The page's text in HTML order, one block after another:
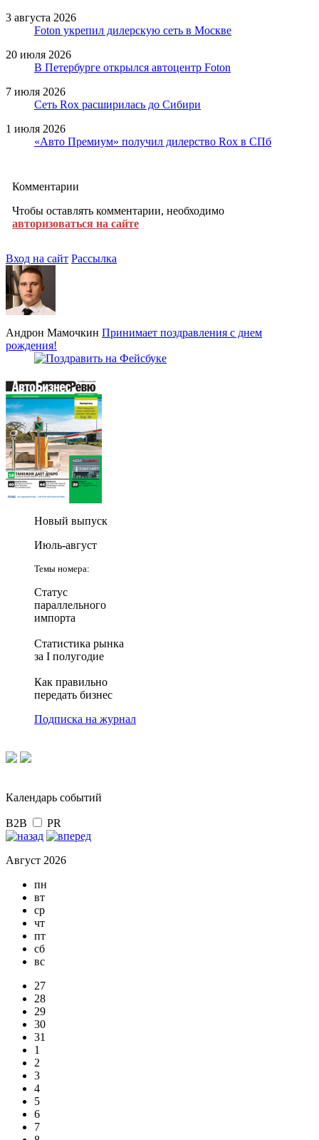
3 августа 2026
Foton укрепил дилерскую сеть в Москве
20 июля 2026
В Петербурге открылся автоцентр Foton
7 июля 2026
Сеть Rox расширилась до Сибири
1 июля 2026
«Авто Премиум» получил дилерство Rox в СПб
Комментарии
Чтобы оставлять комментарии, необходимо
авторизоваться на сайте
Вход на сайт Рассылка
Андрон Мамочкин Принимает поздравления с днем
рождения!
Новый выпуск
Июль-август
Темы номера:
Статус
параллельного
импорта
Статистика рынка
за I полугодие
Как правильно
передать бизнес
Подписка на журнал
Календарь событий
B2B PR
Август 2026
пн
вт
ср
чт
пт
сб
вс
27
28
29
30
31
1
2
3
4
5
6
7